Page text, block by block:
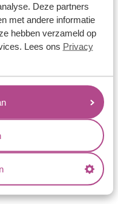
Deze partners
met andere informatie
hebben verzameld op
Lees ons Privacy